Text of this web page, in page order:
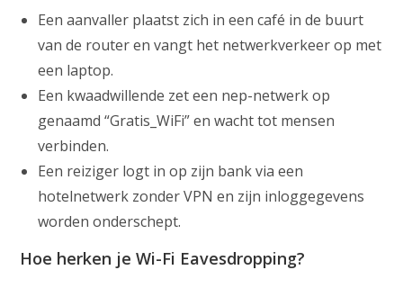
Een aanvaller plaatst zich in een café in de buurt
van de router en vangt het netwerkverkeer op met
een laptop.
Een kwaadwillende zet een nep-netwerk op
genaamd “Gratis_WiFi” en wacht tot mensen
verbinden.
Een reiziger logt in op zijn bank via een
hotelnetwerk zonder VPN en zijn inloggegevens
worden onderschept.
Hoe herken je Wi-Fi Eavesdropping?